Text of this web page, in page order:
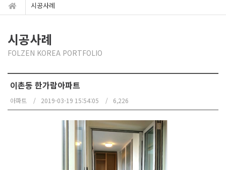
시공사례
시공사례
FOLZEN KOREA PORTFOLIO
이촌동 한가람아파트
아파트 2019-03-19 15:54:05 6,226